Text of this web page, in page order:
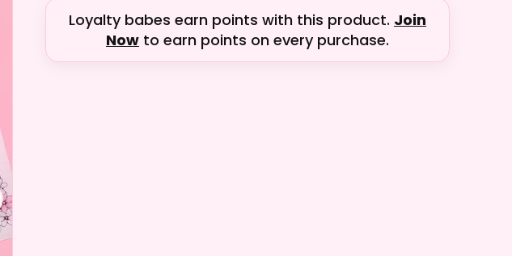
Loyalty babes earn points with this product. Join
Now to earn points on every purchase.